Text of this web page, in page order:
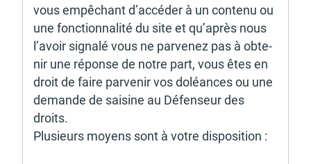
vous empê­chant d’ac­cé­der à un contenu ou
une fonc­tion­na­lité du site et qu’après nous
l’avoir signalé vous ne parve­nez pas à obte­
nir une réponse de notre part, vous êtes en
droit de faire parve­nir vos doléances ou une
demande de saisine au Défen­seur des
droits.
Plusieurs moyens sont à votre dispo­si­tion :